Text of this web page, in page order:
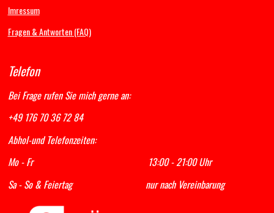
Imressum
Fragen & Antworten (FAQ)
Telefon
Bei Frage rufen Sie mich gerne an:
+49 176 70 36 72 84
Abhol-und Telefonzeiten:
Mo - Fr 13:00 - 21:00 Uhr
Sa - So & Feiertag nur nach Vereinbarung